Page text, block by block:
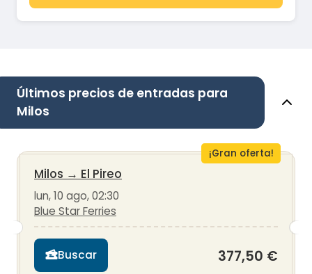
Últimos precios de entradas para
Milos
¡Gran oferta!
Milos → El Pireo
lun, 10 ago, 02:30
Blue Star Ferries
Buscar 377,50 €